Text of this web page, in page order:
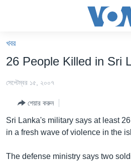
যান।
ন্যাভিগেশনে
যান
যুক্তরাষ্ট্র
যুক্তরাষ্ট্রের নির্বাচন ২০২৪
বিশ্ব
খবর
26 People Killed in Sri
সেপ্টেম্বর ১৫, ২০০৭
শেয়ার করুন
Sri Lanka's military says at least
in a fresh wave of violence in the
The defense ministry says two